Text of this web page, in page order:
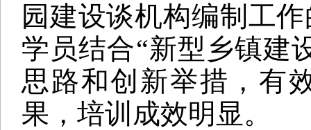
园建设谈机构编制工
学员结合“新型乡镇建
思路和创新举措，有
果，培训成效明显。